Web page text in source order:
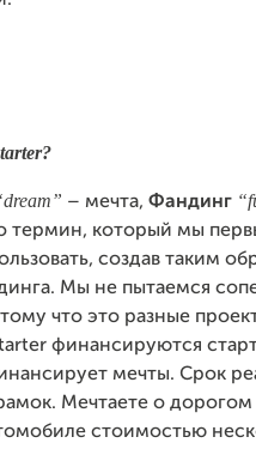
– мечта, Фандинг
термин, который мы
создав таким
Мы не пытаемся
что это разные
финансируются
мечты. Срок
Мечтаете о дорогом
стоимостью